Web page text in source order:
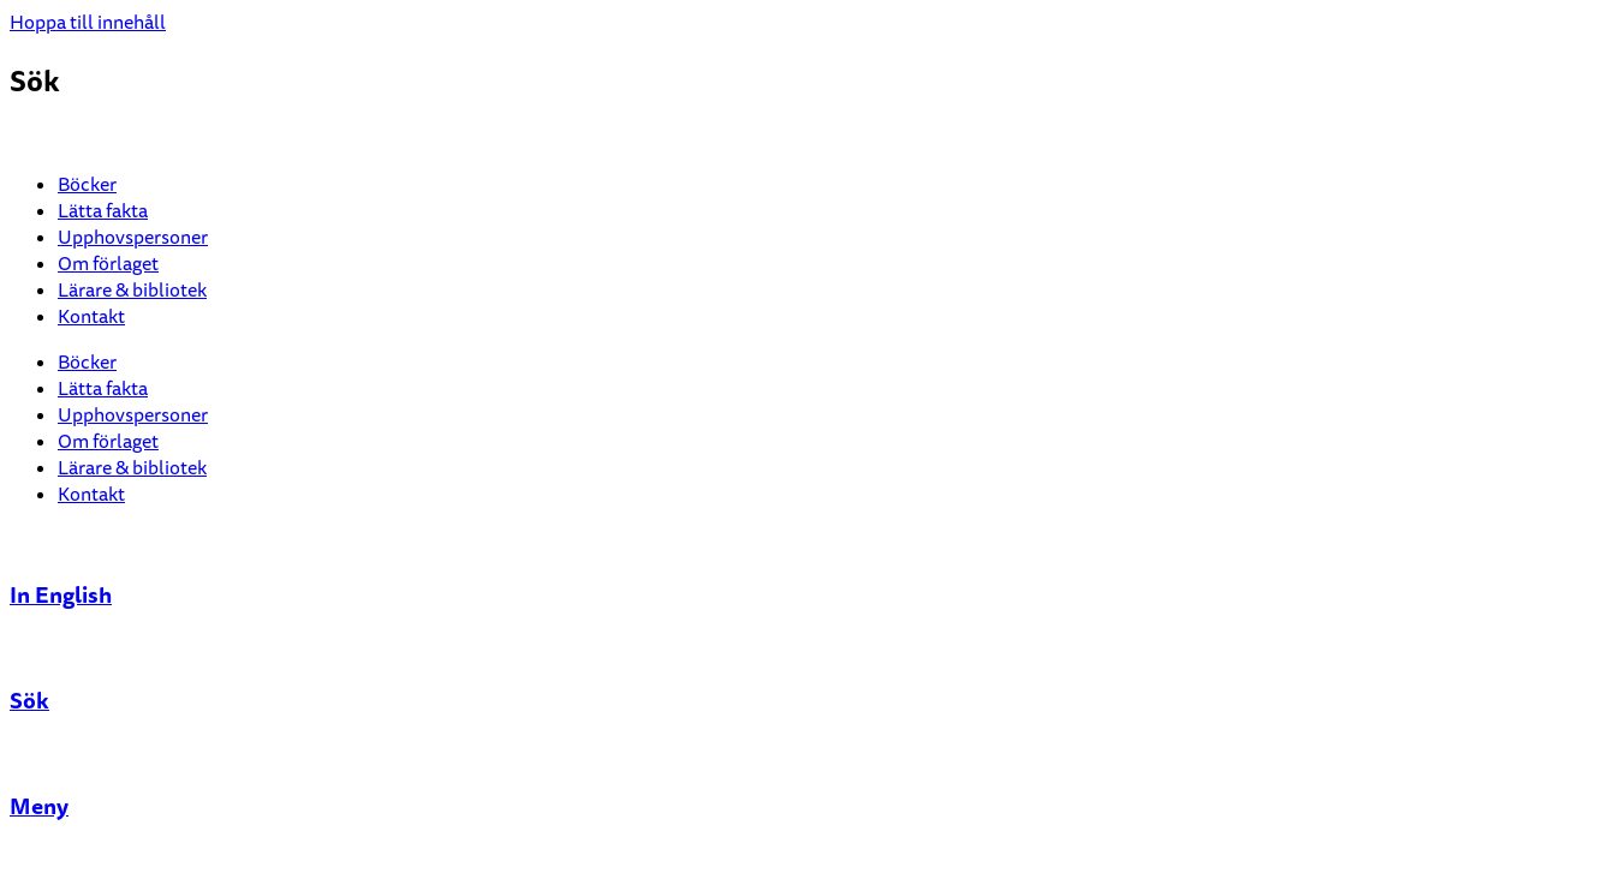
Hoppa till innehåll
Sök
Böcker
Lätta fakta
Upphovspersoner
Om förlaget
Lärare & bibliotek
Kontakt
Böcker
Lätta fakta
Upphovspersoner
Om förlaget
Lärare & bibliotek
Kontakt
In English
Sök
Stäng
Meny